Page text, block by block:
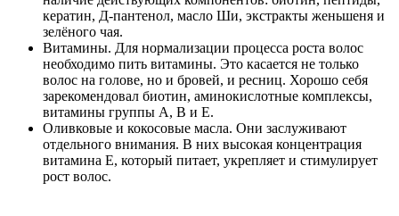
кератин, Д-пантенол, масло Ши, экстракты женьшеня и
зелёного чая.
Витамины. Для нормализации процесса роста волос
необходимо пить витамины. Это касается не только
волос на голове, но и бровей, и ресниц. Хорошо себя
зарекомендовал биотин, аминокислотные комплексы,
витамины группы А, В и Е.
Оливковые и кокосовые масла. Они заслуживают
отдельного внимания. В них высокая концентрация
витамина Е, который питает, укрепляет и стимулирует
рост волос.